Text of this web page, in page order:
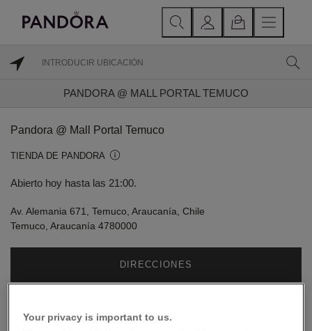
PANDORA @ MALL PORTAL TEMUCO
Pandora @ Mall Portal Temuco
TIENDA DE PANDORA
Abierto hoy hasta las 21:00.
Av. Alemania 671, Temuco, Araucanía, Chile
Temuco, Araucanía 4780000
DIRECCIONES
Your privacy is important to us.